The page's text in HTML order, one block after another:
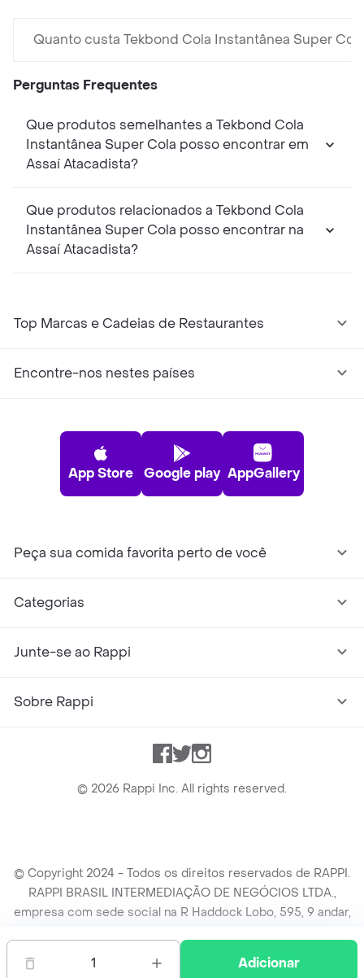
1 Adicionar
Quanto custa Tekbond Cola Instantânea Super
Perguntas Frequentes
Que produtos semelhantes a Tekbond Cola
Instantânea Super Cola posso encontrar em
Assaí Atacadista?
Que produtos relacionados a Tekbond Cola
Instantânea Super Cola posso encontrar na
Assaí Atacadista?
Top Marcas e Cadeias de Restaurantes
Encontre-nos nestes países
App Store Google play AppGallery
Peça sua comida favorita perto de você
Categorias
Junte-se ao Rappi
Sobre Rappi
Facebook
TwitterInstagram
© 2026 Rappi Inc. All rights reserved.
© Copyright 2024 - Todos os direitos reservados de RAPPI.
RAPPI BRASIL INTERMEDIAÇÃO DE NEGÓCIOS LTDA.,
empresa com sede social na R Haddock Lobo, 595, 9 andar,